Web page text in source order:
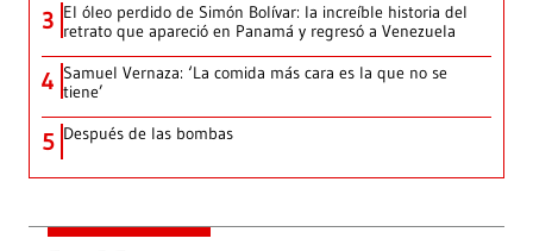
3 El óleo perdido de Simón Bolívar: la increíble historia del
retrato que apareció en Panamá y regresó a Venezuela
4 Samuel Vernaza: ‘La comida más cara es la que no se
tiene’
5 Después de las bombas